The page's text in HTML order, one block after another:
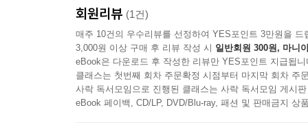
회원리뷰 (1건)
매주 10건의 우수리뷰를 선정하여 YES포인트 3만원을 드
3,000원 이상 구매 후 리뷰 작성 시 일반회원 300원, 마니
eBook은 다운로드 후 작성한 리뷰만 YES포인트 지급됩니
클래스는 첫번째 회차 주문확정 시점부터 마지막 회차 주
사락 독서모임으로 진행된 클래스는 사락 독서모임 게시
eBook 페이백, CD/LP, DVD/Blu-ray, 패션 및 판매금지 상